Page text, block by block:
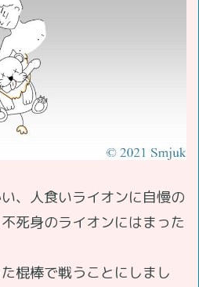
、人食いライオンに自慢の
死身のライオンにはまった
棍棒で戦うことにしまし